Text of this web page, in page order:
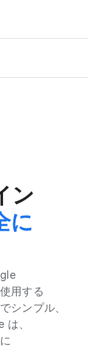
ン
に​
用する​
シンプル、​
、​